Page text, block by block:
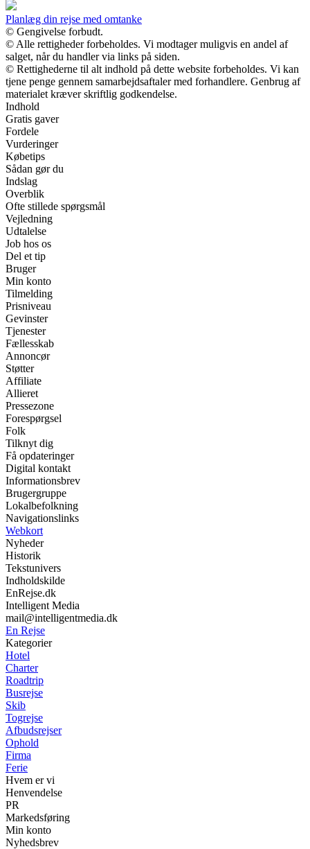
Planlæg din rejse med omtanke
© Gengivelse forbudt.
© Alle rettigheder forbeholdes. Vi modtager muligvis en andel af
salget, når du handler via links på siden.
© Rettighederne til alt indhold på dette website forbeholdes. Vi kan
tjene penge gennem samarbejdsaftaler med forhandlere. Genbrug af
materialet kræver skriftlig godkendelse.
Indhold
Gratis gaver
Fordele
Vurderinger
Købetips
Sådan gør du
Indslag
Overblik
Ofte stillede spørgsmål
Vejledning
Udtalelse
Job hos os
Del et tip
Bruger
Min konto
Tilmelding
Prisniveau
Gevinster
Tjenester
Fællesskab
Annoncør
Støtter
Affiliate
Allieret
Pressezone
Forespørgsel
Folk
Tilknyt dig
Få opdateringer
Digital kontakt
Informationsbrev
Brugergruppe
Lokalbefolkning
Navigationslinks
Webkort
Nyheder
Historik
Tekstunivers
Indholdskilde
EnRejse.dk
Intelligent Media
mail@intelligentmedia.dk
En Rejse
Kategorier
Hotel
Charter
Roadtrip
Busrejse
Skib
Togrejse
Afbudsrejser
Ophold
Firma
Ferie
Hvem er vi
Henvendelse
PR
Markedsføring
Min konto
Nyhedsbrev